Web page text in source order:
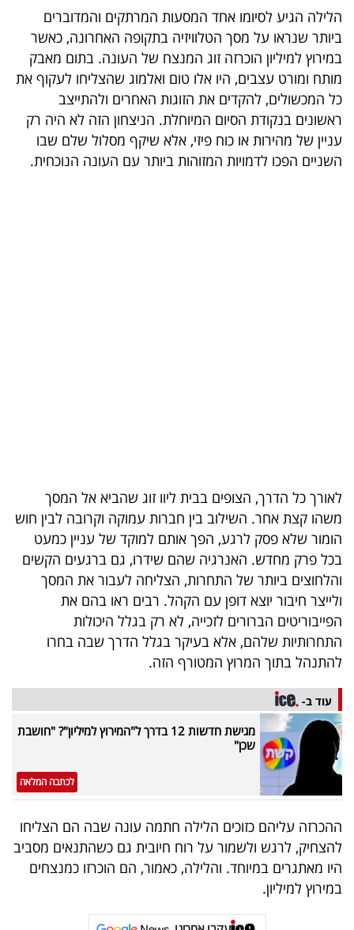
עסקי
ספורט
קריירה
ולימודים
מינויים
רייטינג
פודקאסט
40
UNDER
40
שיתופי
דרושים
ניוזלטרים
מייל
אדום
הלילה הגיע לסיומו אחד המסעות המרתקים והמדוברים
ביותר שנראו על מסך הטלוויזיה בתקופה האחרונה, כאשר
במירוץ למיליון הוכרזה זוג המנצח של העונה. בתום מאבק
מותח ומורט עצבים, היו אלו טום ואלמוג שהצליחו לעקוף את
כל המכשולים, להקדים את הזוגות האחרים ולהתייצב
ראשונים בנקודת הסיום המיוחלת. הניצחון הזה לא היה רק
עניין של מהירות או כוח פיזי, אלא שיקף מסלול שלם שבו
השניים הפכו לדמויות המזוהות ביותר עם העונה הנוכחית.
לאורך כל הדרך, הצופים בבית ליוו זוג שהביא אל המסך
משהו קצת אחר. השילוב בין חברות עמוקה וקרובה לבין חוש
הומור שלא פסק לרגע, הפך אותם למוקד של עניין כמעט
בכל פרק מחדש. האנרגיה שהם שידרו, גם ברגעים הקשים
והלחוצים ביותר של התחרות, הצליחה לעבור את המסך
ולייצר חיבור יוצא דופן עם הקהל. רבים ראו בהם את
הפייבוריטים הברורים לזכייה, לא רק בגלל היכולות
התחרותיות שלהם, אלא בעיקר בגלל הדרך שבה בחרו
להתנהל בתוך המרוץ המטורף הזה.
עוד ב-
מגישת חדשות 12 בדרך ל"המירוץ למיליון"? "חושבת
שכן"
לכתבה המלאה
ההכרזה עליהם כזוכים הלילה חתמה עונה שבה הם הצליחו
להצחיק, לרגש ולשמור על רוח חיובית גם כשהתנאים מסביב
היו מאתגרים במיוחד. והלילה, כאמור, הם הוכרזו כמנצחים
במירוץ למיליון.